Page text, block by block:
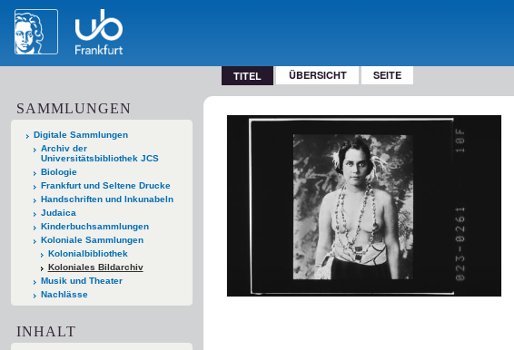
TITEL ÜBERSICHT SEITE
SAMMLUNGEN
Digitale Sammlungen
Archiv der
Universitätsbibliothek JCS
Biologie
Frankfurt und Seltene Drucke
Handschriften und Inkunabeln
Judaica
Kinderbuchsammlungen
Koloniale Sammlungen
Kolonialbibliothek
Koloniales Bildarchiv
Musik und Theater
Nachlässe
INHALT